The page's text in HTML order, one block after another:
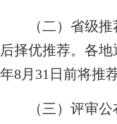
（二）省级推荐
后择优推荐。各
年8月31日前将推
（三）评审公布